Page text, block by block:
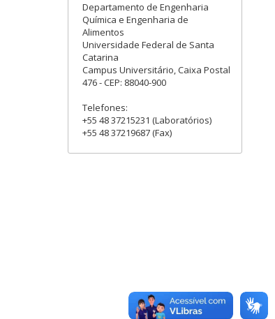
Departamento de Engenharia
Química e Engenharia de
Alimentos
Universidade Federal de Santa
Catarina
Campus Universitário, Caixa Postal
476 - CEP: 88040-900
Telefones:
+55 48 37215231 (Laboratórios)
+55 48 37219687 (Fax)